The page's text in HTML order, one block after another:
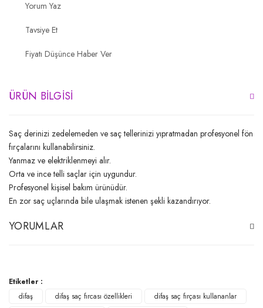
Yorum Yaz
Tavsiye Et
Fiyatı Düşünce Haber Ver
ÜRÜN BILGISI
Saç derinizi zedelemeden ve saç tellerinizi yıpratmadan profesyonel fön
fırçalarını kullanabilirsiniz.
Yanmaz ve elektriklenmeyi alır.
Orta ve ince telli saçlar için uygundur.
Profesyonel kişisel bakım ürünüdür.
En zor saç uçlarında bile ulaşmak istenen şekli kazandırıyor.
YORUMLAR
Etiketler :
difaş
difaş saç fırcası özellikleri
difaş saç fırçası kullananlar